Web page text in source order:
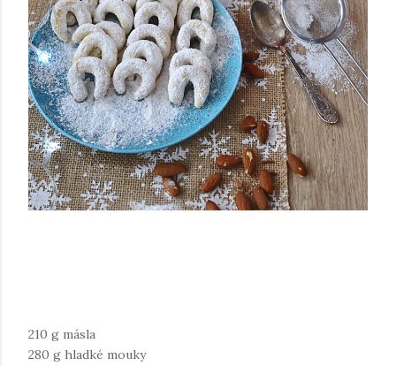
210 g másla
280 g hladké mouky